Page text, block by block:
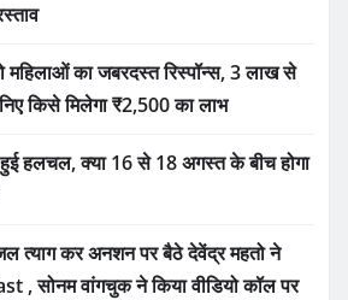
महिलाओं का जबरदस्त रिस्पॉन्स, 3 लाख से
किसे मिलेगा ₹2,500 का लाभ
हलचल, क्या 16 से 18 अगस्त के बीच होगा
त्याग कर अनशन पर बैठे देवेंद्र महतो ने
, सोनम वांगचुक ने किया वीडियो कॉल पर